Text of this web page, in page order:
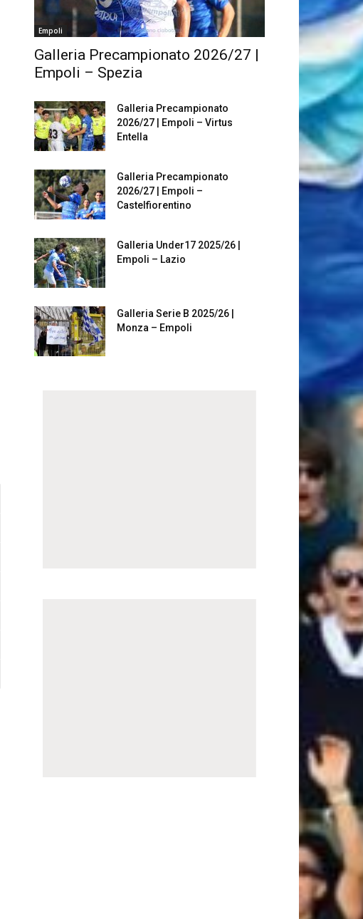
Empoli
Galleria Precampionato 2026/27 |
Empoli – Spezia
Galleria Precampionato
2026/27 | Empoli – Virtus
Entella
Galleria Precampionato
2026/27 | Empoli –
Castelfiorentino
Galleria Under17 2025/26 |
Empoli – Lazio
Galleria Serie B 2025/26 |
Monza – Empoli